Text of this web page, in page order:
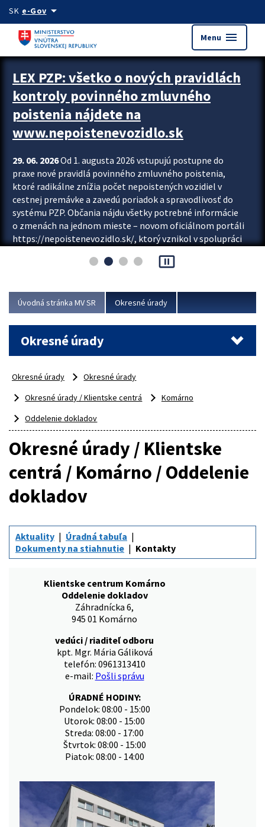
Preskocit na hlavný obsah
SK e-Govarrow_drop_down
Menu menu
Zastavit automatický posun upútavok
LEX PZP: všetko o nových pravidlách
kontroly povinného zmluvného
poistenia nájdete na
www.nepoistenevozidlo.sk
29. 06. 2026Od 1. augusta 2026 vstupujú postupne do
praxe nové pravidlá povinného zmluvného poistenia,
ktoré radikálne znížia počet nepoistených vozidiel v
cestnej premávke a zavedú poriadok a spravodlivosť do
systému PZP. Občania nájdu všetky potrebné informácie
o zmenách na jednom mieste – novom oficiálnom portáli
https://nepoistenevozidlo.sk/, ktorý vznikol v spolupráci
asociácie poisťovní (SLASPO) a Ministerstva vnútra SR.
Viac
pause_presentation
Úvodná stránka MV SR Okresné úrady
Okresné úrady
Okresné úrady
Okresné úrady
Okresné úrady / Klientske centrá
Komárno
Oddelenie dokladov
Okresné úrady / Klientske
centrá / Komárno / Oddelenie
dokladov
Aktuality
Úradná tabuľa
Dokumenty na stiahnutie
Kontakty
Klientske centrum Komárno
Oddelenie dokladov
Záhradnícka 6,
945 01 Komárno
vedúci / riaditeľ odboru
kpt. Mgr. Mária Gáliková
telefón: 0961313410
e-mail: Pošli správu
ÚRADNÉ HODINY:
Pondelok: 08:00 - 15:00
Utorok: 08:00 - 15:00
Streda: 08:00 - 17:00
Štvrtok: 08:00 - 15:00
Piatok: 08:00 - 14:00